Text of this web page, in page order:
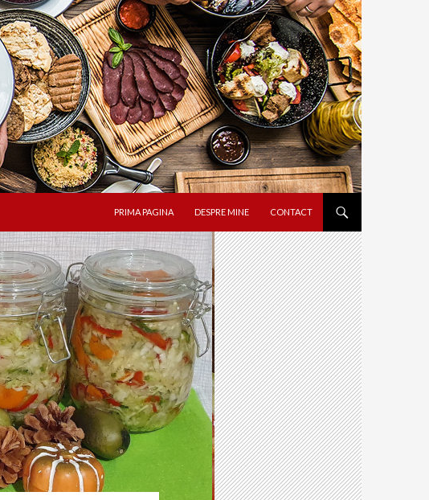
PRIMA PAGINA
DESPRE MINE CONTACT